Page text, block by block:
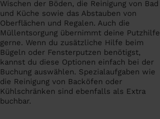
Wischen der Böden, die Reinigung von Bad
und Küche sowie das Abstauben von
Oberflächen und Regalen. Auch die
Müllentsorgung übernimmt deine Putzhilfe
gerne. Wenn du zusätzliche Hilfe beim
Bügeln oder Fensterputzen benötigst,
kannst du diese Optionen einfach bei der
Buchung auswählen. Spezialaufgaben wie
die Reinigung von Backöfen oder
Kühlschränken sind ebenfalls als Extra
buchbar.